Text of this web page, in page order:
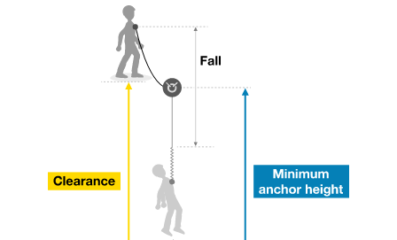
consulter. Vous devez avoir compris les
informations de la notice technique pour
pouvoir comprendre ce complément
d’informations.
Maîtriser ces techniques nécessite une
formation et un entraînement spécifique. Validez
de la reproduire en autonomie.
Nous donnons des exemples de techniques
liées à votre activité. Il peut en exister d’autres
que nous ne décrivons pas ici.